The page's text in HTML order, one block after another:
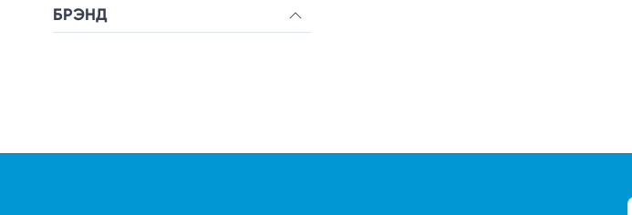
БРЭНД